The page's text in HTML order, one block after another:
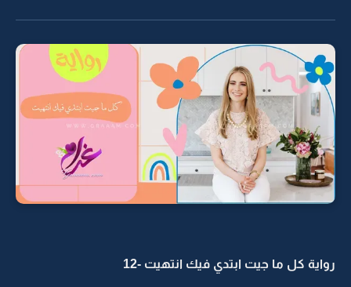
رواية كل ما جيت ابتدي فيك انتهيت -12